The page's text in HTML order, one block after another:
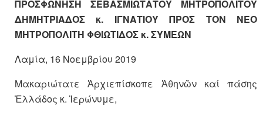
ΠΡΟΣΦΩΝΗΣΗ ΣΕΒΑΣΜΙΩΤΑΤΟΥ ΜΗΤΡΟΠΟΛΙΤΟΥ
ΔΗΜΗΤΡΙΑΔΟΣ κ. ΙΓΝΑΤΙΟΥΠΡΟΣ ΤΟΝ ΝΕΟ
ΜΗΤΡΟΠΟΛΙΤΗ ΦΘΙΩΤΙΔΟΣ κ. ΣΥΜΕΩΝ
Λαμία, 16 Νοεμβρίου 2019
Μακαριώτατε Ἀρχιεπίσκοπε Ἀθηνῶν καί πάσης
Ἑλλάδος κ. Ἱερώνυμε,